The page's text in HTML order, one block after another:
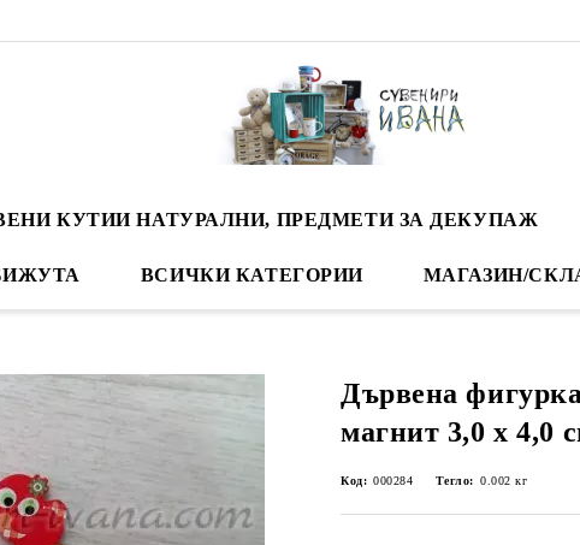
КУТИИ НАТУРАЛНИ, ПРЕДМЕТИ ЗА ДЕКУПАЖ
ВСИЧКИ КАТЕГОРИИ МАГАЗИН/
Дървена
магнит 3,0 х 4,0
Код: 000284 Тегло: 0.002 кг